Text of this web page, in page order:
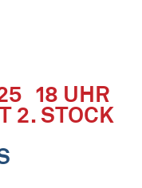
18 UHR
2. STOCK